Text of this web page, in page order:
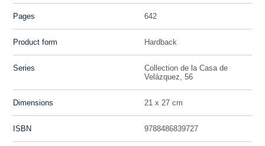
Pages 642
Product form Hardback
Series
Collection de la Casa de
Velázquez, 56
Dimensions 21 x 27 cm
ISBN 9788486839727